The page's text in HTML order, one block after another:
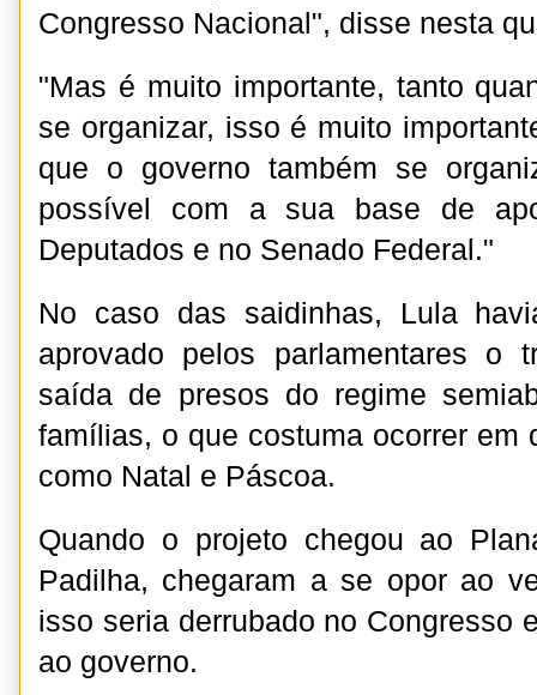
Congresso Nacional", disse nesta
"Mas é muito importante, tanto
se organizar, isso é muito
que o governo também se
possível com a sua base de
Deputados e no Senado Federal."
No caso das saidinhas, Lula
aprovado pelos parlamentares o
saída de presos do regime
famílias, o que costuma ocorrer em
como Natal e Páscoa.
Quando o projeto chegou ao
Padilha, chegaram a se opor ao
isso seria derrubado no Congresso
ao governo.